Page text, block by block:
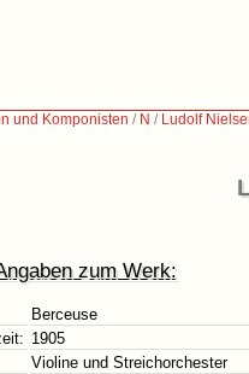
und Komponisten / N / Ludolf
zum Werk:
Berceuse
1905
Violine und Streichorchester